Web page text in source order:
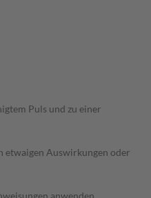
Puls und zu einer
etwaigen Auswirkungen oder
anwenden.